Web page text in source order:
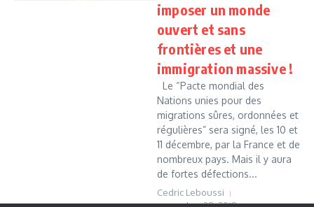
imposer un monde
ouvert et sans
frontières et une
immigration massive !
Le “Pacte mondial des
Nations unies pour des
migrations sûres, ordonnées et
régulières” sera signé, les 10 et
11 décembre, par la France et de
nombreux pays. Mais il y aura
de fortes défections...
Cedric Leboussi